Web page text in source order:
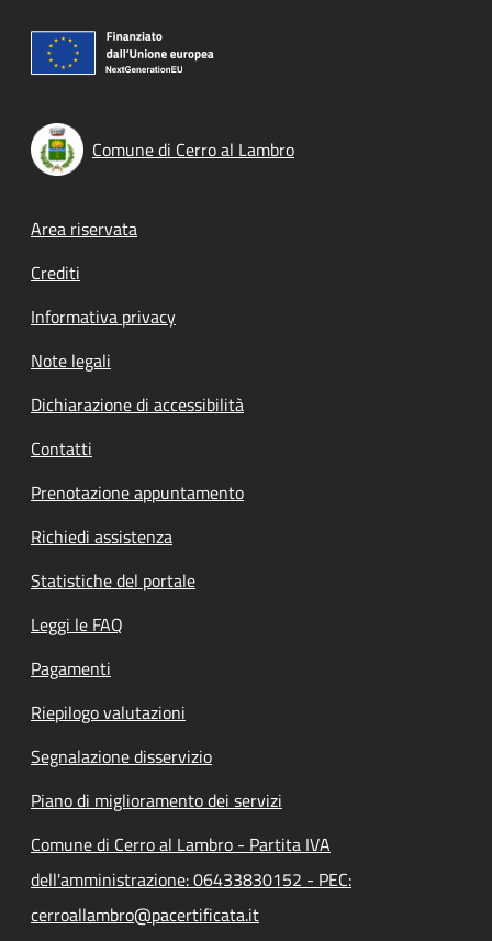
Comune di Cerro al Lambro
Footer menu
Area riservata
Crediti
Informativa privacy
Note legali
Dichiarazione di accessibilità
Contatti
Prenotazione appuntamento
Richiedi assistenza
Statistiche del portale
Leggi le FAQ
Pagamenti
Riepilogo valutazioni
Segnalazione disservizio
Piano di miglioramento dei servizi
Comune di Cerro al Lambro - Partita IVA
dell'amministrazione: 06433830152 - PEC:
cerroallambro@pacertificata.it